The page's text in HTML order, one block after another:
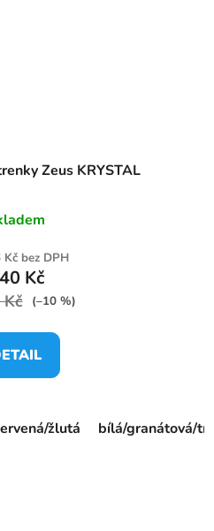
Zeus KRYSTAL
bez DPH
Kč
(–10 %)
žlutá bílá/granátová/